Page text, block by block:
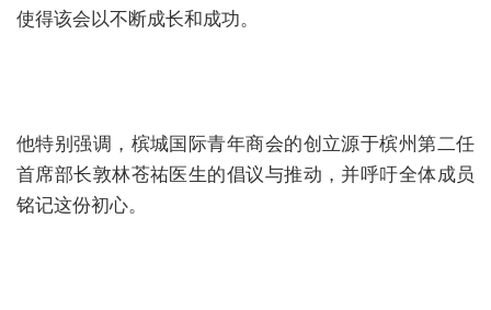
使得该会以不断成长和成功。
他特别强调，槟城国际青年商会的创立源于槟州第二任
首席部长敦林苍祐医生的倡议与推动，并呼吁全体成员
铭记这份初心。